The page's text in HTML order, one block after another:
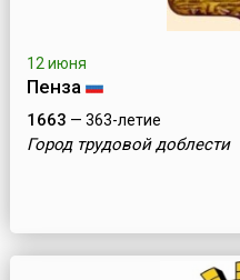
12 июня
Пенза
1663 — 363-летие
Город трудовой доблести